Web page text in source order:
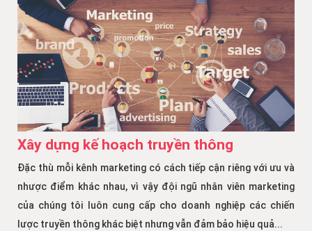
Xây dựng kế hoạch truyền thông
Đặc thù mỗi kênh marketing có cách tiếp cận riêng với ưu và
nhược điểm khác nhau, vì vậy đội ngũ nhân viên marketing
của chúng tôi luôn cung cấp cho doanh nghiệp các chiến
lược truyền thông khác biệt nhưng vẫn đảm bảo hiệu quả...